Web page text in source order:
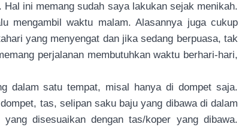
ini memang sudah saya lakukan sejak menikah.
mengambil waktu malam. Alasannya juga cukup
yang menyengat dan jika sedang berpuasa, tak
perjalanan membutuhkan waktu berhari-hari,
dalam satu tempat, misal hanya di dompet saja.
tas, selipan saku baju yang dibawa di dalam
disesuaikan dengan tas/koper yang dibawa.